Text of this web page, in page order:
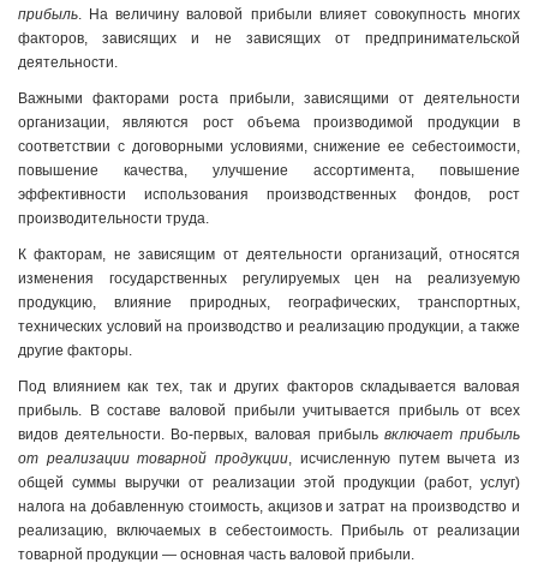
прибыль. На величину валовой прибыли влияет совокупность многих
факторов, зависящих и не зависящих от предпринимательской
деятельности.
Важными факторами роста прибыли, зависящими от деятельности
организации, являются рост объема производимой продукции в
соответствии с договорными условиями, снижение ее себестоимости,
повышение качества, улучшение ассортимента, повышение
эффективности использования производственных фондов, рост
производительности труда.
К факторам, не зависящим от деятельности организаций, относятся
изменения государственных регулируемых цен на реализуемую
продукцию, влияние природных, географических, транспортных,
технических условий на производство и реализацию продукции, а также
другие факторы.
Под влиянием как тех, так и других факторов складывается валовая
прибыль. В составе валовой прибыли учитывается прибыль от всех
видов деятельности. Во-первых, валовая прибыльвключает прибыль
от реализации товарной продукции, исчисленную путем вычета из
общей суммы выручки от реализации этой продукции (работ, услуг)
налога на добавленную стоимость, акцизов и затрат на производство и
реализацию, включаемых в себестоимость. Прибыль от реализации
товарной продукции — основная часть валовой прибыли.